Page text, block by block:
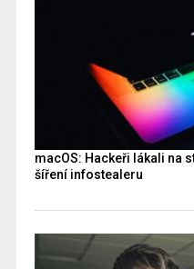
macOS: Hackeři lákali na
šíření infostealeru